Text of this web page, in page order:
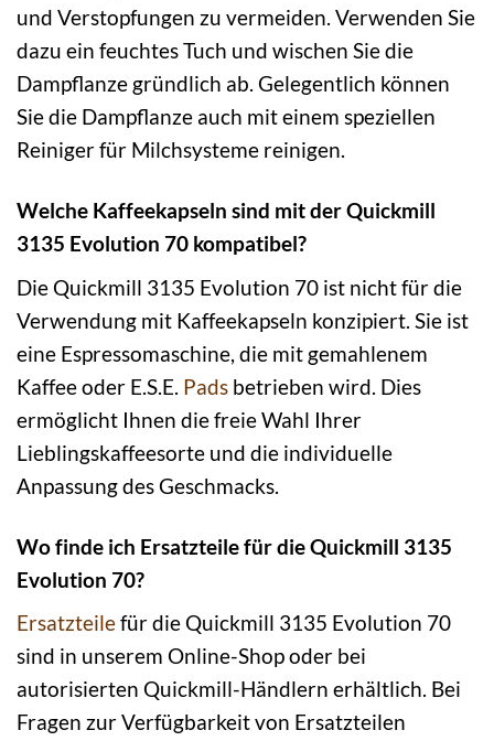
und Verstopfungen zu vermeiden. Verwenden Sie
dazu ein feuchtes Tuch und wischen Sie die
Dampflanze gründlich ab. Gelegentlich können
Sie die Dampflanze auch mit einem speziellen
Reiniger für Milchsysteme reinigen.
Welche Kaffeekapseln sind mit der Quickmill
3135 Evolution 70 kompatibel?
Die Quickmill 3135 Evolution 70 ist nicht für die
Verwendung mit Kaffeekapseln konzipiert. Sie ist
eine Espressomaschine, die mit gemahlenem
Kaffee oder E.S.E. Pads betrieben wird. Dies
ermöglicht Ihnen die freie Wahl Ihrer
Lieblingskaffeesorte und die individuelle
Anpassung des Geschmacks.
Wo finde ich Ersatzteile für die Quickmill 3135
Evolution 70?
Ersatzteilefür die Quickmill 3135 Evolution 70
sind in unserem Online-Shop oder bei
autorisierten Quickmill-Händlern erhältlich. Bei
Fragen zur Verfügbarkeit von Ersatzteilen